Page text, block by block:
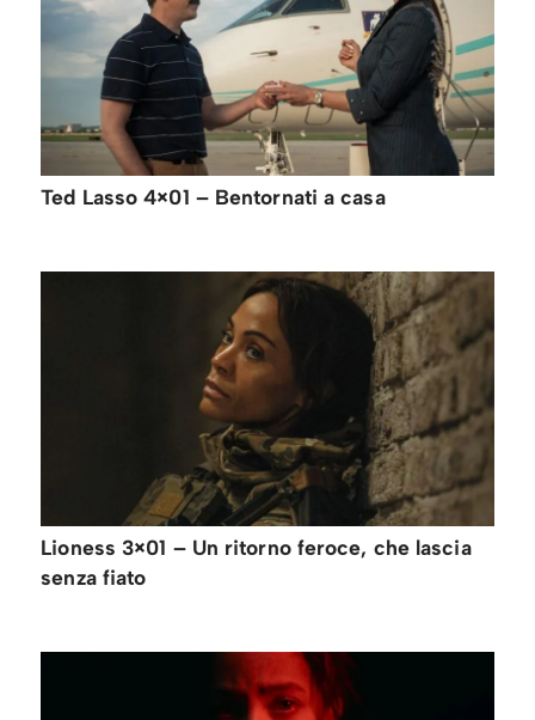
Ted Lasso 4×01 – Bentornati a casa
Lioness 3×01 – Un ritorno feroce, che lascia
senza fiato